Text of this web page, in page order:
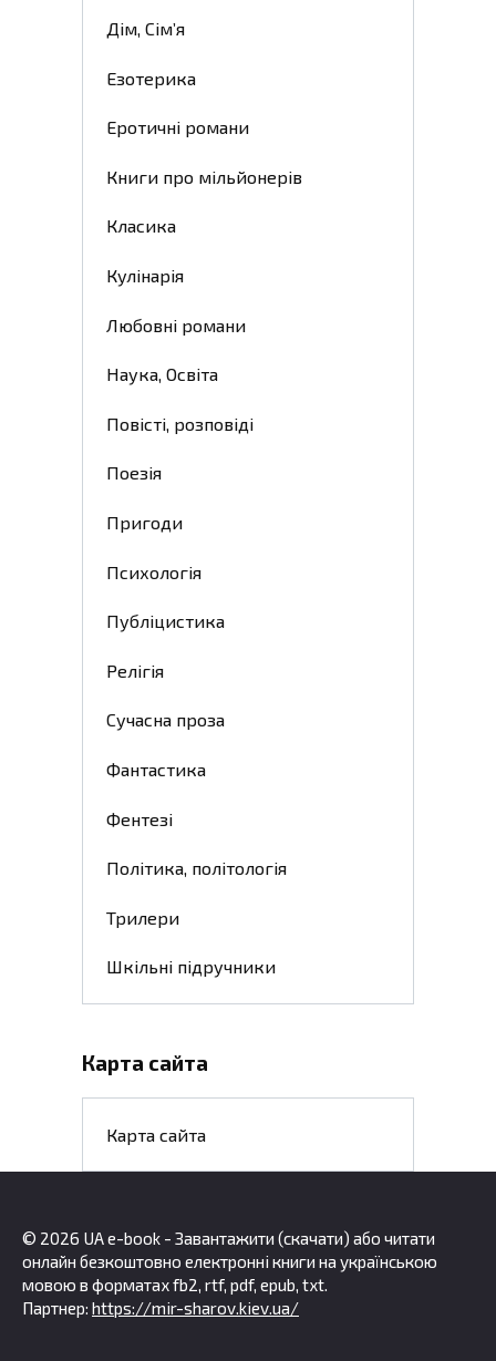
Дім, Сім’я
Езотерика
Еротичні романи
Книги про мільйонерів
Класика
Кулінарія
Любовні романи
Наука, Освіта
Повісті, розповіді
Поезія
Пригоди
Психологія
Публіцистика
Релігія
Сучасна проза
Фантастика
Фентезі
Політика, політологія
Трилери
Шкільні підручники
Карта сайта
Карта сайта
© 2026 UA e-book - Завантажити (скачати) або читати
онлайн безкоштовно електронні книги на українською
мовою в форматах fb2, rtf, pdf, epub, txt.
Партнер: https://mir-sharov.kiev.ua/